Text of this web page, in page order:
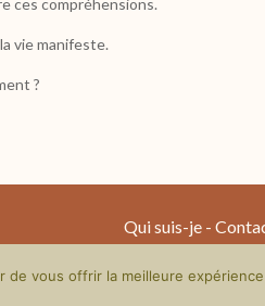
ces compréhensions.
vie manifeste.
?
Qui suis-je -
© 2026 - Eva Lartigau
de vous offrir la meilleure